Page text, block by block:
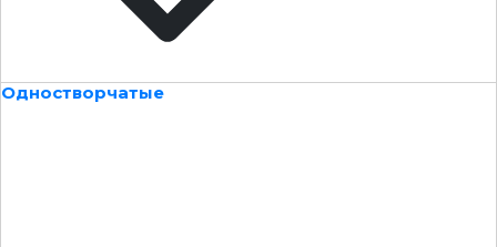
Одностворчатые